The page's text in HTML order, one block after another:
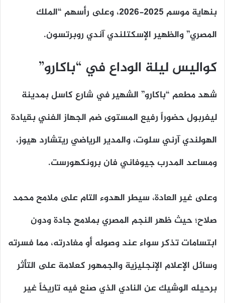
بنهاية موسم 2025-2026، وعلى رأسهم “الملك
المصري” والظهير الإسكتلندي آندي روبرتسون.
كواليس ليلة الوداع في “باكارو”
شهد مطعم “باكارو” الشهير في شارع كاسل بمدينة
ليفربول حضوراً رفيع المستوى ضم الجهاز الفني بقيادة
الهولندي آرني سلوت، والمدير الرياضي ريتشارد هيوز،
ومساعد المدرب جيوفاني فان برونكهورست.
وعلى غير العادة، سيطر الهدوء التام على ملامح محمد
صلاح؛ حيث ظهر النجم المصري بملامح جادة ودون
ابتسامات تذكر سواء عند وصوله أو مغادرته، مما فسرته
وسائل الإعلام الإنجليزية والجمهور كعلامة على التأثر
برحيله الوشيك عن النادي الذي صنع فيه تاريخاً غير